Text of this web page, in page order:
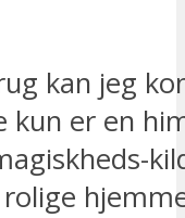
kan jeg
kun er en